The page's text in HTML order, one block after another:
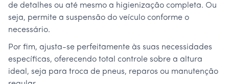
de detalhes ou até mesmo a higienização completa. Ou
seja, permite a suspensão do veículo conforme o
necessário.
Por fim, ajusta-se perfeitamente às suas necessidades
específicas, oferecendo total controle sobre a altura
ideal, seja para troca de pneus, reparos ou manutenção